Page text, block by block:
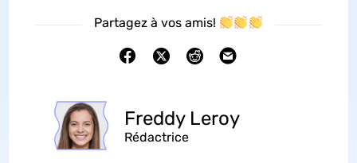
Partagez à vos amis!
Freddy Leroy
Rédactrice